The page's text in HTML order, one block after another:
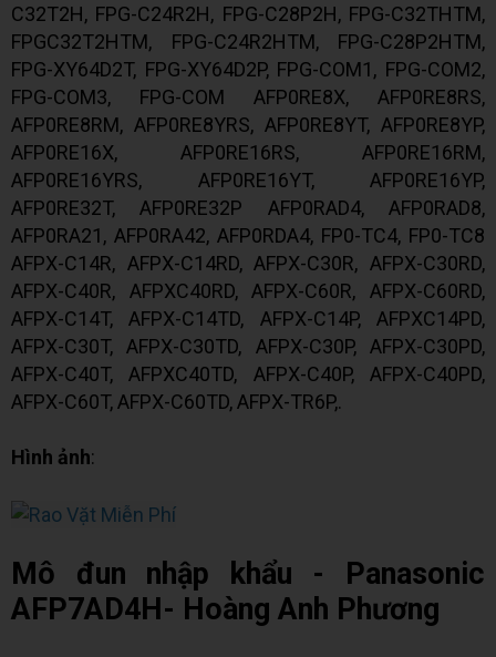
C32T2H, FPG-C24R2H, FPG-C28P2H, FPG-C32THTM,
FPGC32T2HTM, FPG-C24R2HTM, FPG-C28P2HTM,
FPG-XY64D2T, FPG-XY64D2P, FPG-COM1, FPG-COM2,
FPG-COM3, FPG-COM AFP0RE8X, AFP0RE8RS,
AFP0RE8RM, AFP0RE8YRS, AFP0RE8YT, AFP0RE8YP,
AFP0RE16X, AFP0RE16RS, AFP0RE16RM,
AFP0RE16YRS, AFP0RE16YT, AFP0RE16YP,
AFP0RE32T, AFP0RE32P AFP0RAD4, AFP0RAD8,
AFP0RA21, AFP0RA42, AFP0RDA4, FP0-TC4, FP0-TC8
AFPX-C14R, AFPX-C14RD, AFPX-C30R, AFPX-C30RD,
AFPX-C40R, AFPXC40RD, AFPX-C60R, AFPX-C60RD,
AFPX-C14T, AFPX-C14TD, AFPX-C14P, AFPXC14PD,
AFPX-C30T, AFPX-C30TD, AFPX-C30P, AFPX-C30PD,
AFPX-C40T, AFPXC40TD, AFPX-C40P, AFPX-C40PD,
AFPX-C60T, AFPX-C60TD, AFPX-TR6P,.
Hình ảnh:
Mô đun nhập khẩu - Panasonic
AFP7AD4H- Hoàng Anh Phương